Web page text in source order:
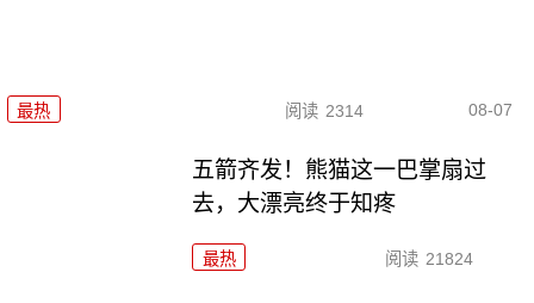
最热 阅读 2314 08-07
五箭齐发！熊猫这一巴掌扇过
去，大漂亮终于知疼
最热 阅读 21824